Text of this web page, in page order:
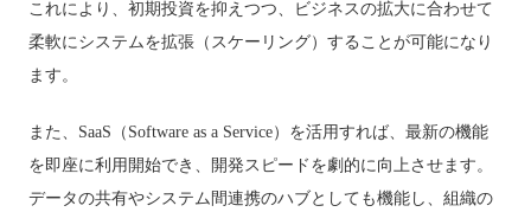
これにより、初期投資を抑えつつ、ビジネスの拡大に合わせて
柔軟にシステムを拡張（スケーリング）することが可能になり
ます。
また、SaaS（Software as a Service）を活用すれば、最新の機能
を即座に利用開始でき、開発スピードを劇的に向上させます。
データの共有やシステム間連携のハブとしても機能し、組織の